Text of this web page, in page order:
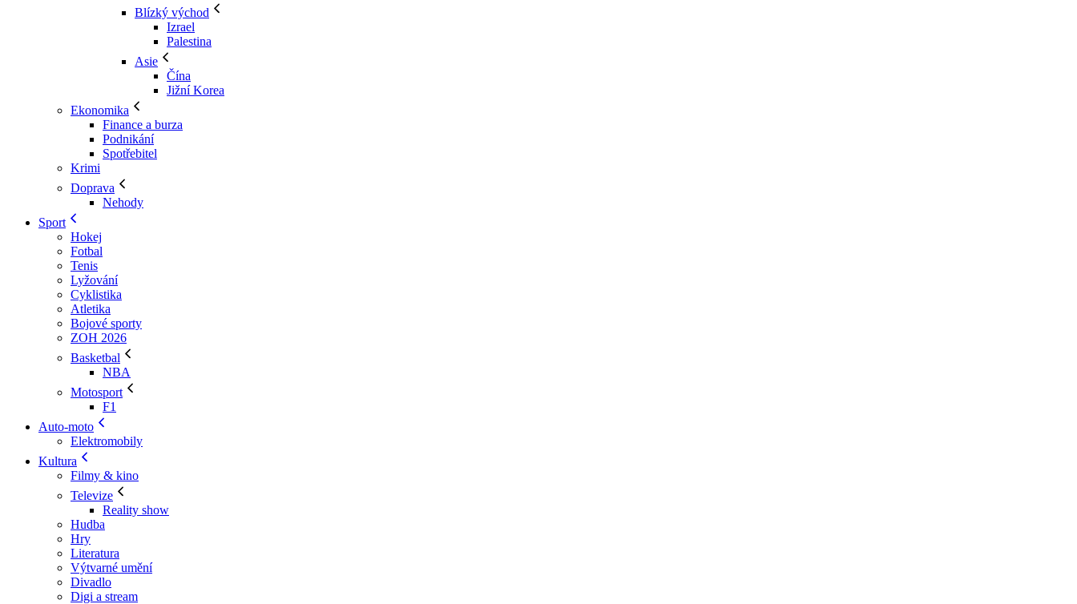
Blízký východ
Izrael
Palestina
Asie
Čína
Jižní Korea
Ekonomika
Finance a burza
Podnikání
Spotřebitel
Krimi
Doprava
Nehody
Sport
Hokej
Fotbal
Tenis
Lyžování
Cyklistika
Atletika
Bojové sporty
ZOH 2026
Basketbal
NBA
Motosport
F1
Auto-moto
Elektromobily
Kultura
Filmy & kino
Televize
Reality show
Hudba
Hry
Literatura
Výtvarné umění
Divadlo
Digi a stream